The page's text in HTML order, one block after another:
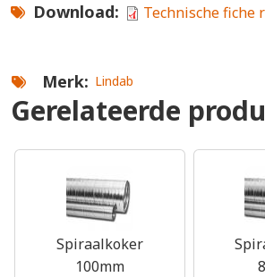
Download Technische fiche
Merk Lindab
Gerelateerde
Spiraalkoker
100mm